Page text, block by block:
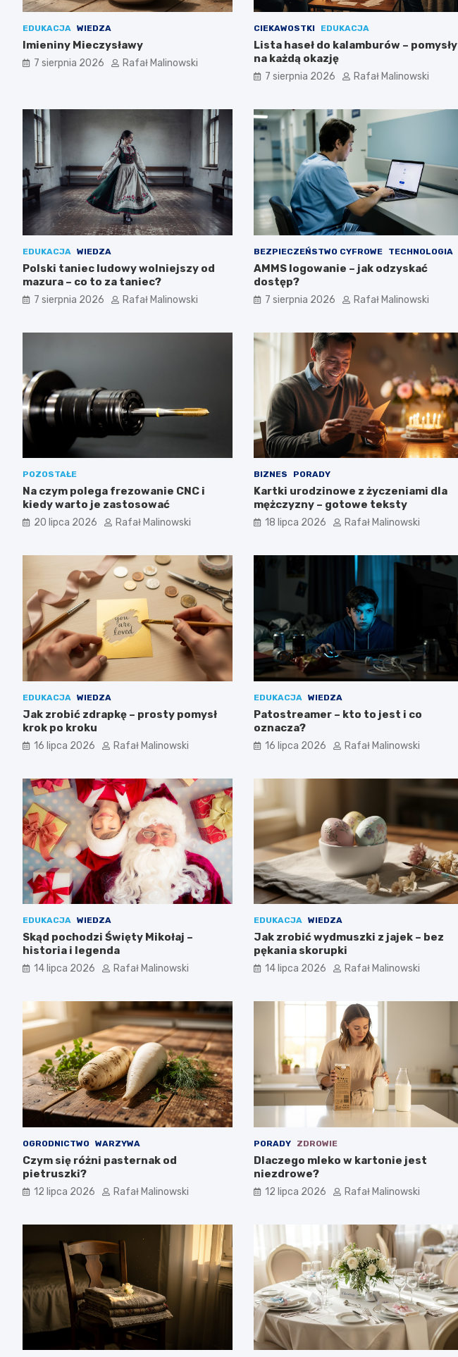
EDUKACJA WIEDZA
Imieniny Mieczysławy
7 sierpnia 2026 Rafał Malinowski
CIEKAWOSTKI EDUKACJA
Lista haseł do kalamburów – pomysły
na każdą okazję
7 sierpnia 2026 Rafał Malinowski
EDUKACJA WIEDZA
Polski taniec ludowy wolniejszy od
mazura – co to za taniec?
7 sierpnia 2026 Rafał Malinowski
BEZPIECZEŃSTWO CYFROWE TECHNOLOGIA
AMMS logowanie – jak odzyskać
dostęp?
7 sierpnia 2026 Rafał Malinowski
POZOSTAŁE
Na czym polega frezowanie CNC i
kiedy warto je zastosować
20 lipca 2026 Rafał Malinowski
BIZNES PORADY
Kartki urodzinowe z życzeniami dla
mężczyzny – gotowe teksty
18 lipca 2026 Rafał Malinowski
EDUKACJA WIEDZA
Jak zrobić zdrapkę – prosty pomysł
krok po kroku
16 lipca 2026 Rafał Malinowski
EDUKACJA WIEDZA
Patostreamer – kto to jest i co
oznacza?
16 lipca 2026 Rafał Malinowski
EDUKACJA WIEDZA
Skąd pochodzi Święty Mikołaj –
historia i legenda
14 lipca 2026 Rafał Malinowski
EDUKACJA WIEDZA
Jak zrobić wydmuszki z jajek – bez
pękania skorupki
14 lipca 2026 Rafał Malinowski
OGRODNICTWO WARZYWA
Czym się różni pasternak od
pietruszki?
12 lipca 2026 Rafał Malinowski
PORADY ZDROWIE
Dlaczego mleko w kartonie jest
niezdrowe?
12 lipca 2026 Rafał Malinowski